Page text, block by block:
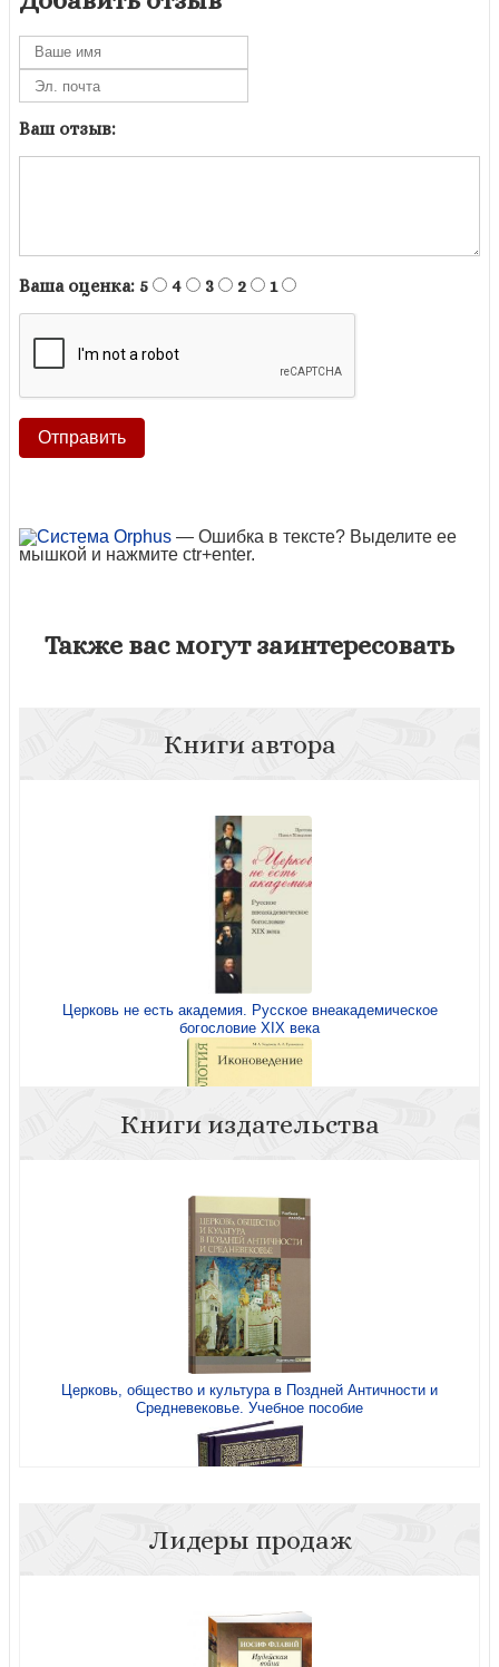
Ваш отзыв:
Ваша оценка: 5 4 3 2 1
— Ошибка в тексте? Выделите ее
мышкой и нажмите ctr+enter.
Также вас могут заинтересовать
Книги автора
Церковь не есть академия. Русское внеакадемическое
богословие XIX века
Иконоведение. Учебно-методические материалы по
программе Теология
Хрестоматия по иконоведению
Книги издательства
Церковь, общество и культура в Поздней Античности и
Средневековье. Учебное пособие
Последование Страстей Господних (ПСТГУ)
Лидеры продаж